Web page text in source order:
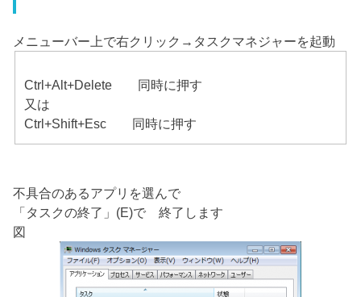
メニューバー上で右クリック→タスクマネジャーを起動
Ctrl+Alt+Delete 同時に押す
又は
Ctrl+Shift+Esc 同時に押す
不具合のあるアプリを選んで
「タスクの終了」(E)で 終了します
図